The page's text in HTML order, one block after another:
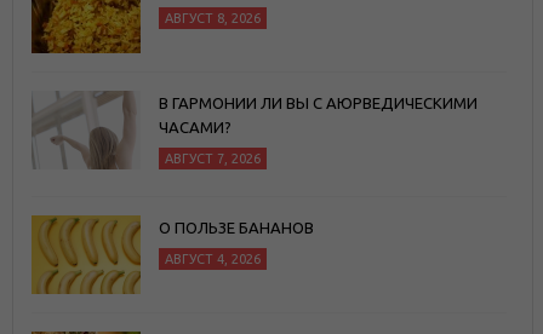
АВГУСТ 8, 2026
В ГАРМОНИИ ЛИ ВЫ С АЮРВЕДИЧЕСКИМИ
ЧАСАМИ?
АВГУСТ 7, 2026
О ПОЛЬЗЕ БАНАНОВ
АВГУСТ 4, 2026